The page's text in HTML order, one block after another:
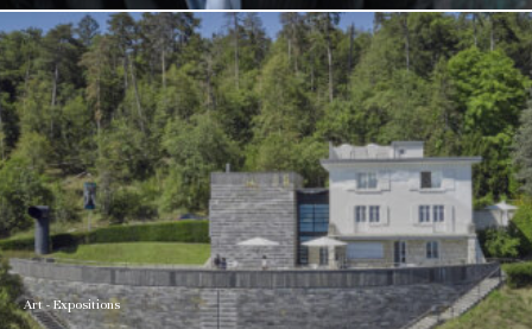
Art - Expositions